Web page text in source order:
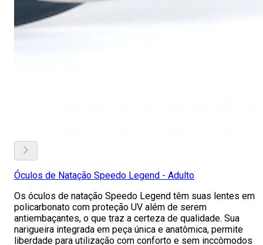
Óculos de Natação Speedo Legend - Adulto
Os óculos de natação Speedo Legend têm suas lentes em
policarbonato com proteção UV além de serem
antiembaçantes, o que traz a certeza de qualidade. Sua
narigueira integrada em peça única e anatômica, permite
liberdade para utilização com conforto e sem inccômodos